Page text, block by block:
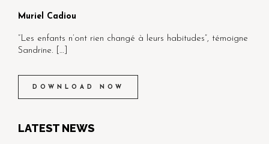
Muriel Cadiou
“Les enfants n’ont rien changé à leurs habitudes”, témoigne
Sandrine. […]
DOWNLOAD NOW
LATEST NEWS